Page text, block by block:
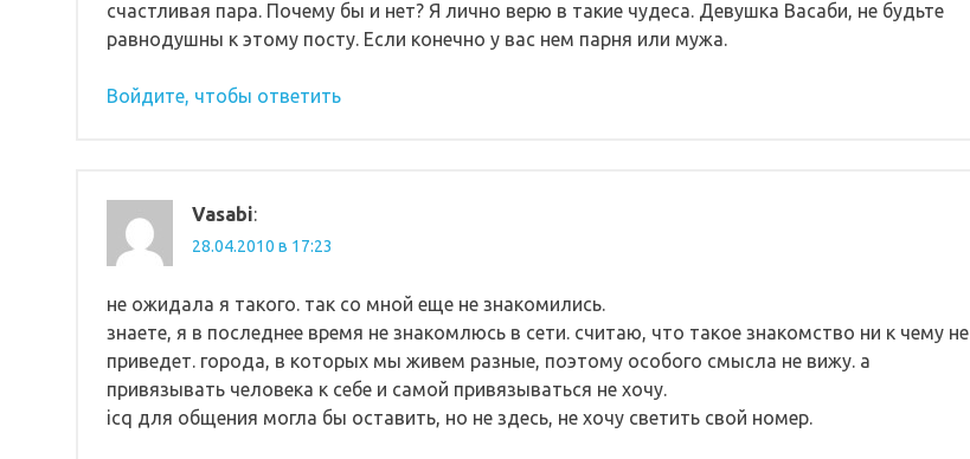
счастливая пара. Почему бы и нет? Я лично верю в такие чудеса. Девушка Васаби, не будьте
равнодушны к этому посту. Если конечно у вас нем парня или мужа.
Войдите, чтобы ответить
Vasabi:
28.04.2010 в 17:23
не ожидала я такого. так со мной еще не знакомились.
знаете, я в последнее время не знакомлюсь в сети. считаю, что такое знакомство ни к чему не
приведет. города, в которых мы живем разные, поэтому особого смысла не вижу. а
привязывать человека к себе и самой привязываться не хочу.
icq для общения могла бы оставить, но не здесь, не хочу светить свой номер.